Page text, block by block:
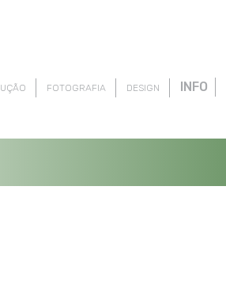
FOTOGRAFIA DESIGN INFO